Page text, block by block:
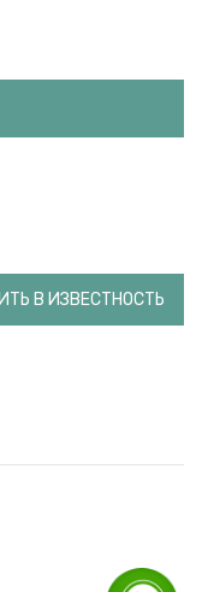
В ИЗВЕСТНОСТЬ